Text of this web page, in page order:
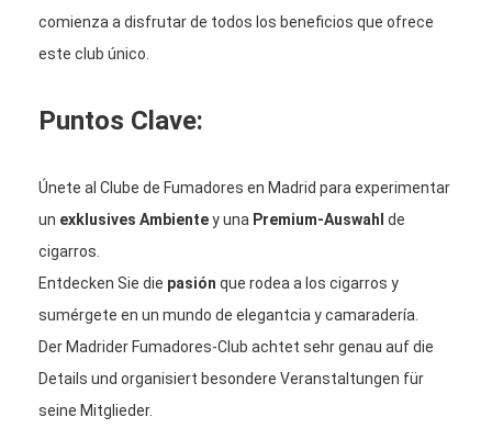
comienza a disfrutar de todos los beneficios que ofrece
este club único.
Puntos Clave:
Únete al Clube de Fumadores en Madrid para experimentar
un exklusives Ambientey una Premium-Auswahl de
cigarros.
Entdecken Sie die pasión que rodea a los cigarros y
sumérgete en un mundo de elegantcia y camaradería.
Der Madrider Fumadores-Club achtet sehr genau auf die
Details und organisiert besondere Veranstaltungen für
seine Mitglieder.